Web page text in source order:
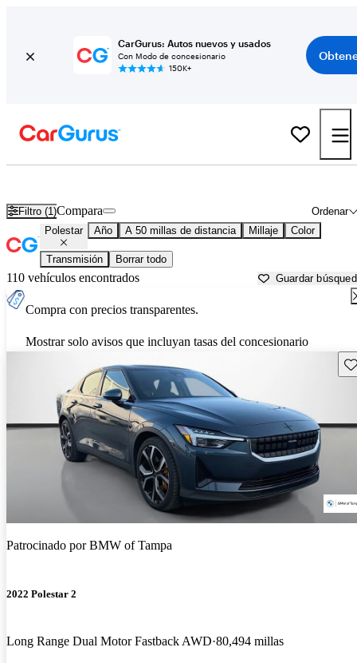
CarGurus: Autos nuevos y usados
Con Modo de concesionario
150K+
Filtro (1) Ordenar
Compara
Polestar Año A 50 millas de distancia Millaje Color
Transmisión Borrar todo
110 vehículos encontrados Guardar
Compra con precios transparentes.
Mostrar solo avisos que incluyan tasas del concesionario
Patrocinado porBMW of Tampa
2022 Polestar 2
Long Range Dual Motor Fastback AWD 80,494 millas